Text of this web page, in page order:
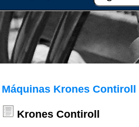
Máquinas Krones Contiroll
Krones Contiroll